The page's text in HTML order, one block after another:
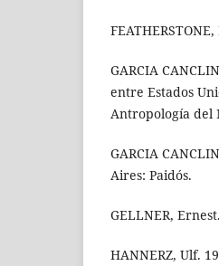
GARCIA
entre Estados
Antropología del
GARCIA
Aires: Paidós.
GELLNER,
HANNERZ, Ulf.